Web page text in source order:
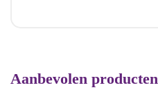
Aanbevolen producten